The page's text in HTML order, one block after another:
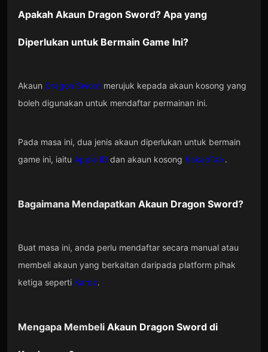
Apakah Akaun Dragon Sword? Apa yang
Diperlukan untuk Bermain Game Ini?
Akaun Dragon Sword merujuk kepada akaun kosong yang
boleh digunakan untuk mendaftar permainan ini.
Pada masa ini, dua jenis akaun diperlukan untuk bermain
game ini, iaitu Apple IDdan akaun kosong KakaoTalk.
Bagaimana Mendapatkan Akaun Dragon Sword?
Buat masa ini, anda perlu mendaftar secara manual atau
membeli akaun yang berkaitan daripada platform pihak
ketiga seperti Kardz.
Mengapa Membeli Akaun Dragon Sworddi